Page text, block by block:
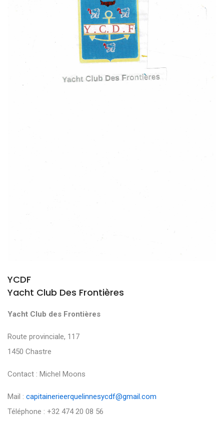
YCDF
Yacht Club Des Frontières
Yacht Club des Frontières
Route provinciale, 117
1450 Chastre
Contact : Michel Moons
Mail : capitainerieerquelinnesycdf@gmail.com
Téléphone : +32 474 20 08 56